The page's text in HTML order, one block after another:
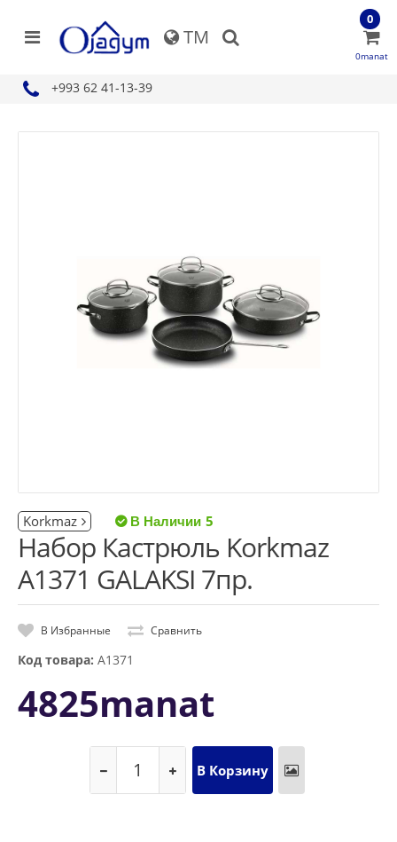
TM
+993 62 41-13-39
0
0manat
Korkmaz 5
Набор Кастрюль Korkmaz
A1371 GALAKSI 7пр.
В Избранные Сравнить
Код товара: A1371
4825manat